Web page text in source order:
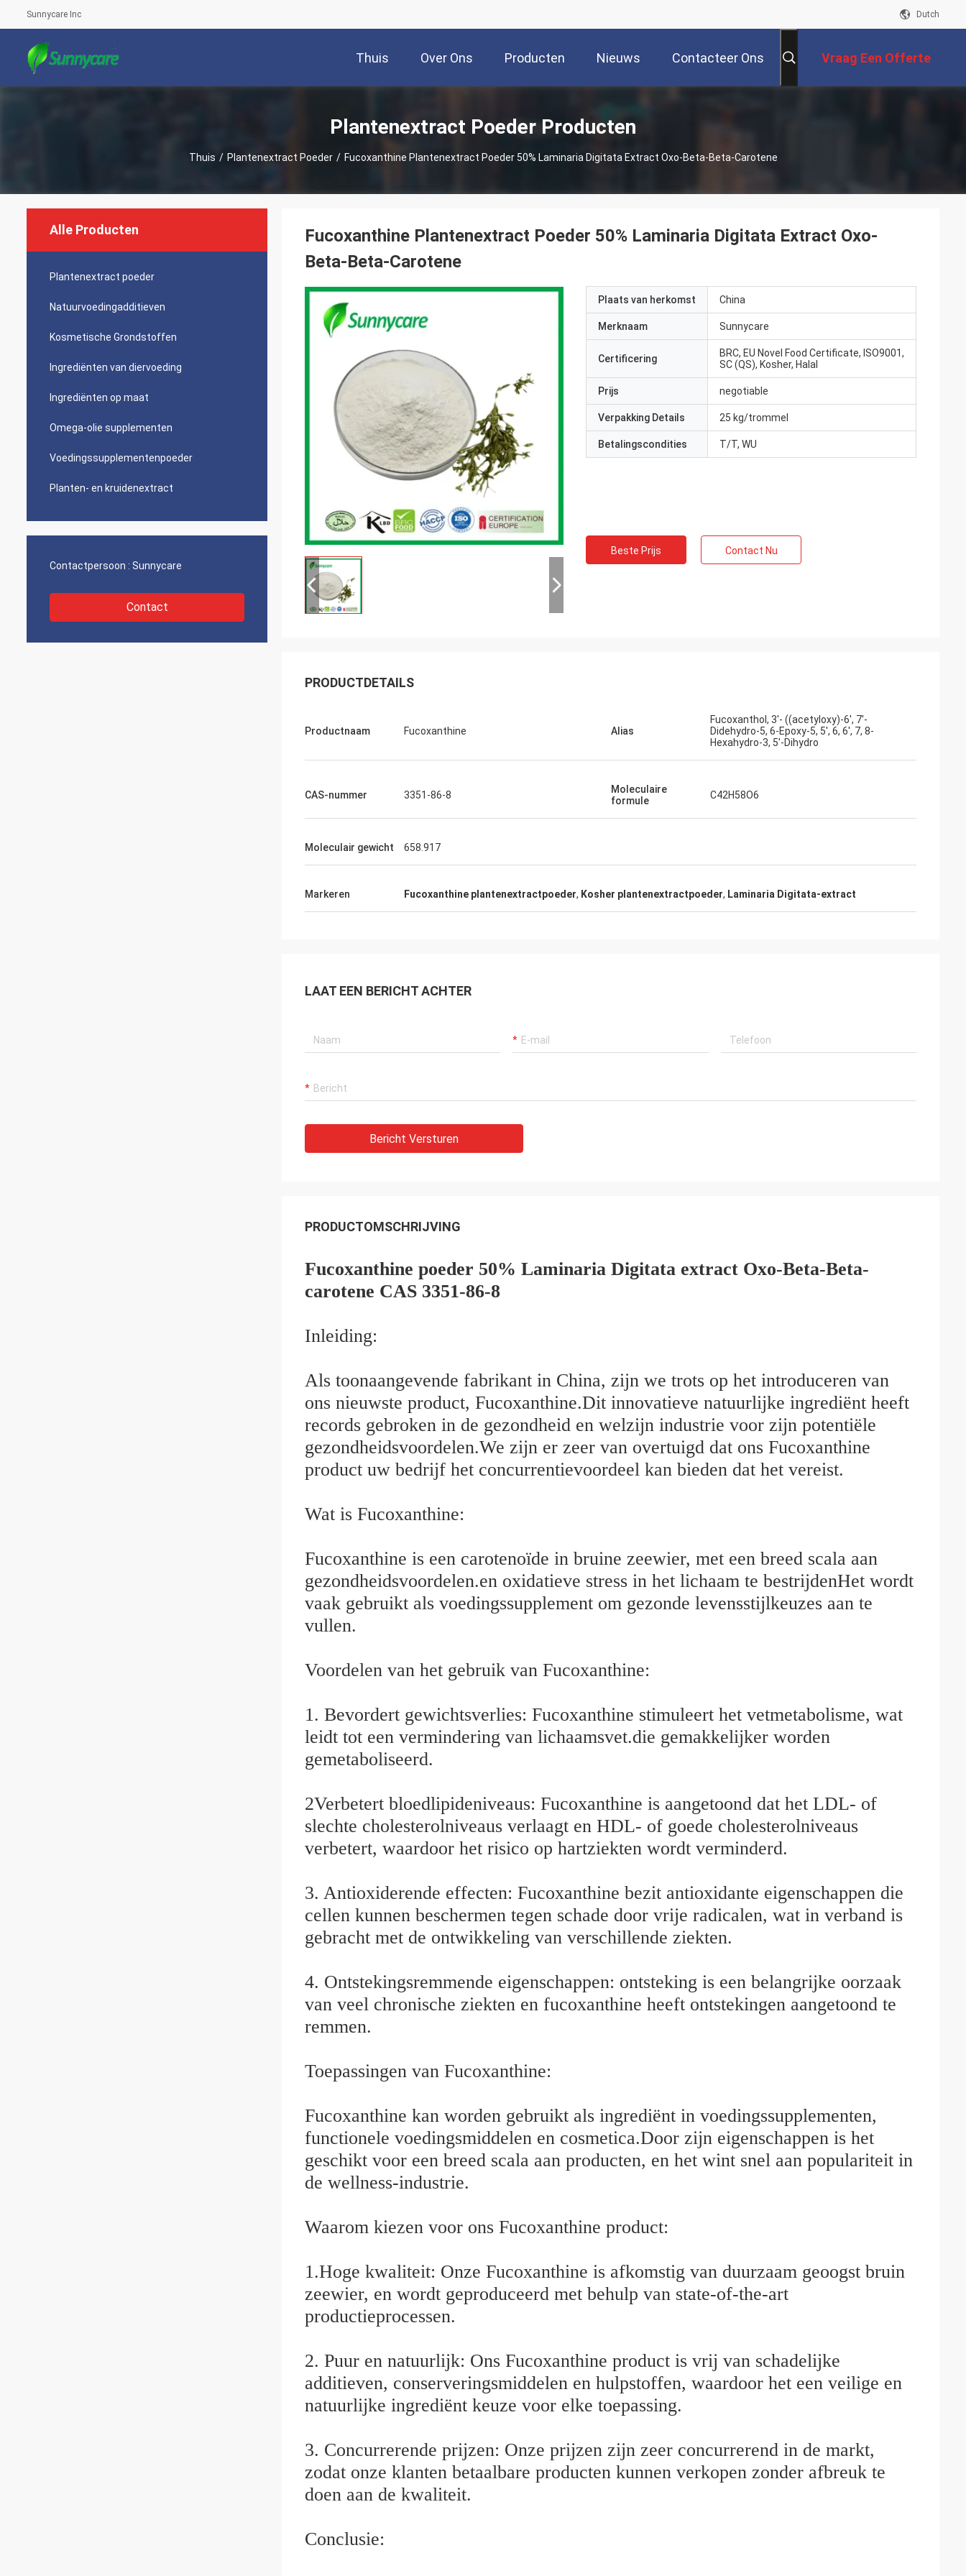
Sunnycare Inc Dutch
Thuis Over Ons Producten Nieuws Contacteer Ons Vraag Een Offerte
Plantenextract Poeder Producten
Thuis / Plantenextract Poeder / Fucoxanthine Plantenextract Poeder 50% Laminaria Digitata Extract Oxo-Beta-Beta-Carotene
Alle Producten
Plantenextract poeder
Natuurvoedingadditieven
Kosmetische Grondstoffen
Ingrediënten van diervoeding
Ingrediënten op maat
Omega-olie supplementen
Voedingssupplementenpoeder
Planten- en kruidenextract
Contactpersoon : Sunnycare
Contact
Fucoxanthine Plantenextract Poeder 50% Laminaria Digitata Extract Oxo-
Beta-Beta-Carotene
Plaats van herkomst China
Merknaam Sunnycare
Certificering
BRC, EU Novel Food Certificate, ISO9001,
SC (QS), Kosher, Halal
Prijs negotiable
Verpakking Details 25 kg/trommel
Betalingscondities T/T, WU
Beste Prijs Contact Nu
PRODUCTDETAILS
Productnaam Fucoxanthine Alias
Fucoxanthol, 3'- ((acetyloxy)-6', 7'-
Didehydro-5, 6-Epoxy-5, 5', 6, 6', 7, 8-
Hexahydro-3, 5'-Dihydro
CAS-nummer 3351-86-8
Moleculaire
formule
C42H58O6
Moleculair gewicht 658.917
Markeren Fucoxanthine plantenextractpoeder, Kosher plantenextractpoeder, Laminaria Digitata-extract
LAAT EEN BERICHT ACHTER
Bericht Versturen
PRODUCTOMSCHRIJVING
Fucoxanthine poeder 50% Laminaria Digitata extract Oxo-Beta-Beta-
carotene CAS 3351-86-8
Inleiding:
Als toonaangevende fabrikant in China, zijn we trots op het introduceren van
ons nieuwste product, Fucoxanthine.Dit innovatieve natuurlijke ingrediënt heeft
records gebroken in de gezondheid en welzijn industrie voor zijn potentiële
gezondheidsvoordelen.We zijn er zeer van overtuigd dat ons Fucoxanthine
product uw bedrijf het concurrentievoordeel kan bieden dat het vereist.
Wat is Fucoxanthine:
Fucoxanthine is een carotenoïde in bruine zeewier, met een breed scala aan
gezondheidsvoordelen.en oxidatieve stress in het lichaam te bestrijdenHet wordt
vaak gebruikt als voedingssupplement om gezonde levensstijlkeuzes aan te
vullen.
Voordelen van het gebruik van Fucoxanthine:
1. Bevordert gewichtsverlies: Fucoxanthine stimuleert het vetmetabolisme, wat
leidt tot een vermindering van lichaamsvet.die gemakkelijker worden
gemetaboliseerd.
2Verbetert bloedlipideniveaus: Fucoxanthine is aangetoond dat het LDL- of
slechte cholesterolniveaus verlaagt en HDL- of goede cholesterolniveaus
verbetert, waardoor het risico op hartziekten wordt verminderd.
3. Antioxiderende effecten: Fucoxanthine bezit antioxidante eigenschappen die
cellen kunnen beschermen tegen schade door vrije radicalen, wat in verband is
gebracht met de ontwikkeling van verschillende ziekten.
4. Ontstekingsremmende eigenschappen: ontsteking is een belangrijke oorzaak
van veel chronische ziekten en fucoxanthine heeft ontstekingen aangetoond te
remmen.
Toepassingen van Fucoxanthine:
Fucoxanthine kan worden gebruikt als ingrediënt in voedingssupplementen,
functionele voedingsmiddelen en cosmetica.Door zijn eigenschappen is het
geschikt voor een breed scala aan producten, en het wint snel aan populariteit in
de wellness-industrie.
Waarom kiezen voor ons Fucoxanthine product:
1.Hoge kwaliteit: Onze Fucoxanthine is afkomstig van duurzaam geoogst bruin
zeewier, en wordt geproduceerd met behulp van state-of-the-art
productieprocessen.
2. Puur en natuurlijk: Ons Fucoxanthine product is vrij van schadelijke
additieven, conserveringsmiddelen en hulpstoffen, waardoor het een veilige en
natuurlijke ingrediënt keuze voor elke toepassing.
3. Concurrerende prijzen: Onze prijzen zijn zeer concurrerend in de markt,
zodat onze klanten betaalbare producten kunnen verkopen zonder afbreuk te
doen aan de kwaliteit.
Conclusie: